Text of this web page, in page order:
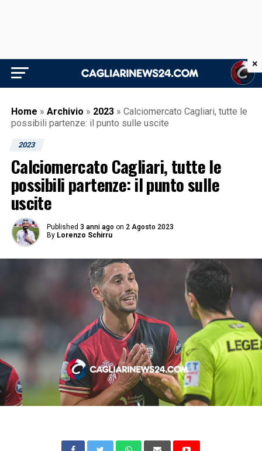
Home » Archivio » 2023 » Calciomercato Cagliari, tutte le
possibili partenze: il punto sulle uscite
2023
Calciomercato Cagliari, tutte le
possibili partenze: il punto sulle
uscite
Published 3 anni ago on 2 Agosto 2023
By Lorenzo Schirru
×